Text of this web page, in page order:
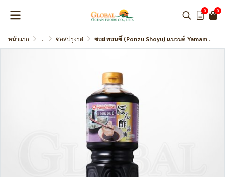
0 0
หน้าแรก ... ซอสปรุงรส ซอสพอนซึ (Ponzu Shoyu) แบรนด์ Yamamori